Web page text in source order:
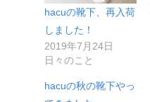
hacuの靴下、再入荷
しました！
2019年7月24日
日々のこと
hacuの秋の靴下やっ